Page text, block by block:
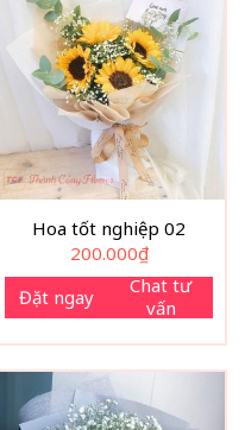
Hoa tốt nghiệp 02
200.000₫
Đặt ngay
Chat tư
vấn